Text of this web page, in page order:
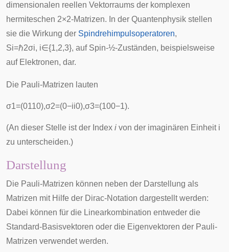
dimensionalen reellen Vektorraums der komplexen
hermiteschen 2×2-Matrizen. In der Quantenphysik stellen
sie die Wirkung der Spindrehimpulsoperatoren,
Si=ℏ2σi, i∈{1,2,3}, auf Spin-½-Zuständen, beispielsweise
auf Elektronen, dar.
Die Pauli-Matrizen lauten
σ1=(0110),σ2=(0−ii0),σ3=(100−1).
(An dieser Stelle ist der Index i von der imaginären Einheit i
zu unterscheiden.)
Darstellung
Die Pauli-Matrizen können neben der Darstellung als
Matrizen mit Hilfe der Dirac-Notation dargestellt werden:
Dabei können für die Linearkombination entweder die
Standard-Basisvektoren oder die Eigenvektoren der Pauli-
Matrizen verwendet werden.